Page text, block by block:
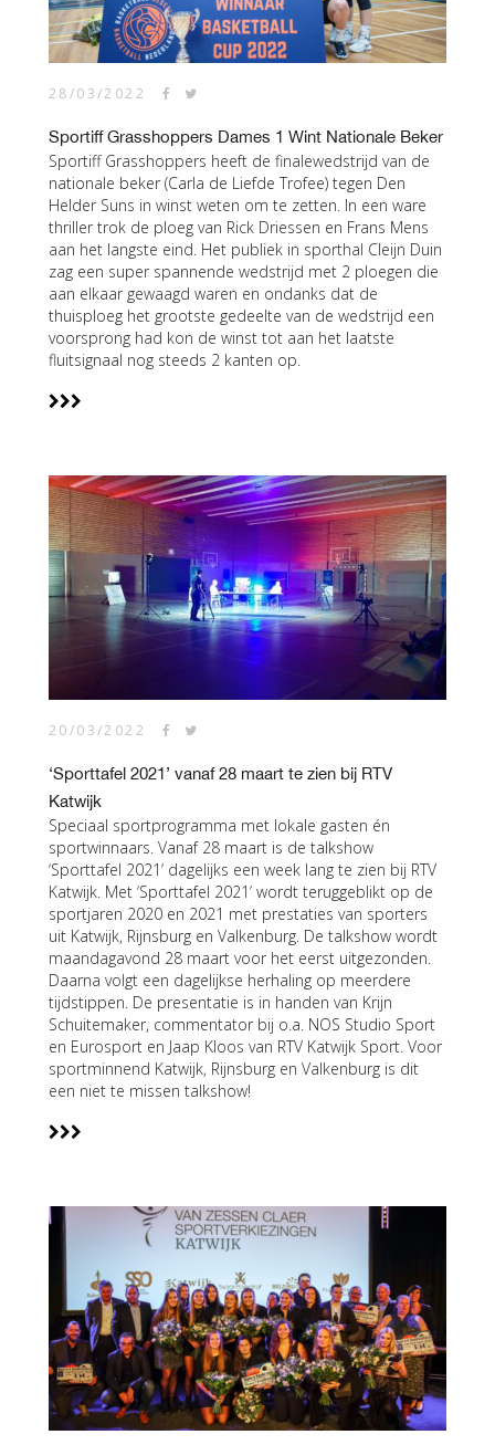
28/03/2022
Sportiff Grasshoppers Dames 1 Wint Nationale Beker
Sportiff Grasshoppers heeft de finalewedstrijd van de
nationale beker (Carla de Liefde Trofee) tegen Den
Helder Suns in winst weten om te zetten. In een ware
thriller trok de ploeg van Rick Driessen en Frans Mens
aan het langste eind. Het publiek in sporthal Cleijn Duin
zag een super spannende wedstrijd met 2 ploegen die
aan elkaar gewaagd waren en ondanks dat de
thuisploeg het grootste gedeelte van de wedstrijd een
voorsprong had kon de winst tot aan het laatste
fluitsignaal nog steeds 2 kanten op.
20/03/2022
‘Sporttafel 2021’ vanaf 28 maart te zien bij RTV
Katwijk
Speciaal sportprogramma met lokale gasten én
sportwinnaars. Vanaf 28 maart is de talkshow
‘Sporttafel 2021’ dagelijks een week lang te zien bij RTV
Katwijk. Met ‘Sporttafel 2021’ wordt teruggeblikt op de
sportjaren 2020 en 2021 met prestaties van sporters
uit Katwijk, Rijnsburg en Valkenburg. De talkshow wordt
maandagavond 28 maart voor het eerst uitgezonden.
Daarna volgt een dagelijkse herhaling op meerdere
tijdstippen. De presentatie is in handen van Krijn
Schuitemaker, commentator bij o.a. NOS Studio Sport
en Eurosport en Jaap Kloos van RTV Katwijk Sport. Voor
sportminnend Katwijk, Rijnsburg en Valkenburg is dit
een niet te missen talkshow!